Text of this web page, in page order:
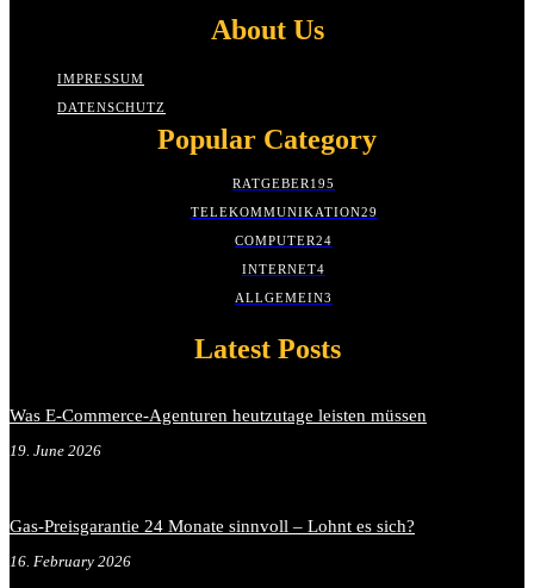
About Us
IMPRESSUM
DATENSCHUTZ
Popular Category
RATGEBER 195
TELEKOMMUNIKATION29
COMPUTER24
INTERNET4
ALLGEMEIN3
Latest Posts
Was E-Commerce-Agenturen heutzutage leisten müssen
19. June 2026
Gas-Preisgarantie 24 Monate sinnvoll – Lohnt es sich?
16. February 2026